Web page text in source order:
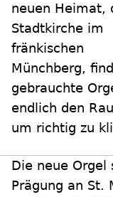
neuen Heimat,
Stadtkirche im
fränkischen
Münchberg,
gebrauchte
endlich den
um richtig zu
Die neue Orgel
Prägung an St.